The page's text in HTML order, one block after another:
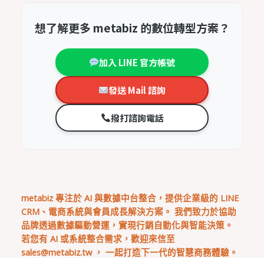
想了解更多 metabiz 的數位轉型方案？
加入 LINE 官方帳號
發送 Mail 諮詢
撥打諮詢電話
metabiz 專注於 AI 與數據中台整合，提供企業級的 LINE
CRM、電商系統與會員成長解決方案。 我們致力於協助
品牌透過數據驅動營運，實現行銷自動化與智能決策。
若您有 AI 或系統整合需求，歡迎來信至
sales@metabiz.tw， 一起打造下一代的智慧商務體驗。